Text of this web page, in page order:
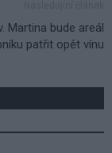
Martina bude areál
patřit opět vínu